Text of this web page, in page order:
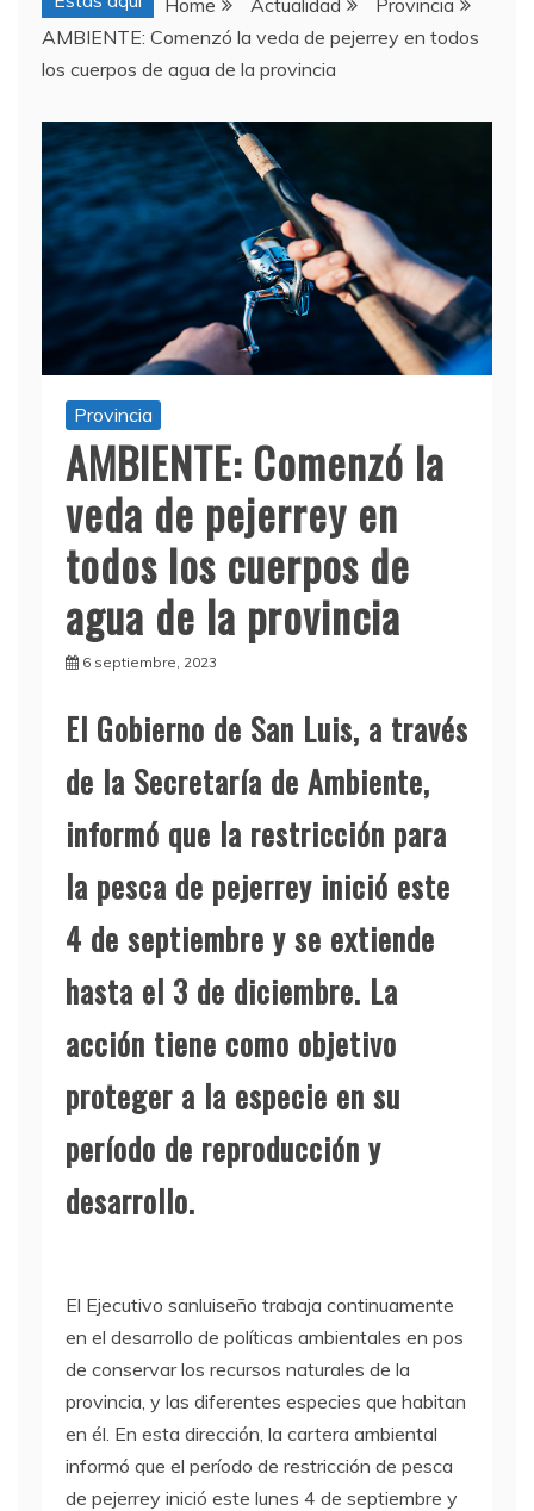
Home Actualidad
Provincia
AMBIENTE: Comenzó la veda de pejerrey en todos
los cuerpos de agua de la provincia
Provincia
AMBIENTE: Comenzó la
veda de pejerrey en
todos los cuerpos de
agua de la provincia
6 septiembre, 2023
El Gobierno de San Luis, a través
de la Secretaría de Ambiente,
informó que la restricción para
la pesca de pejerrey inició este
4 de septiembre y se extiende
hasta el 3 de diciembre. La
acción tiene como objetivo
proteger a la especie en su
período de reproducción y
desarrollo.
El Ejecutivo sanluiseño trabaja continuamente
en el desarrollo de políticas ambientales en pos
de conservar los recursos naturales de la
provincia, y las diferentes especies que habitan
en él. En esta dirección, la cartera ambiental
informó que el período de restricción de pesca
de pejerrey inició este lunes 4 de septiembre y